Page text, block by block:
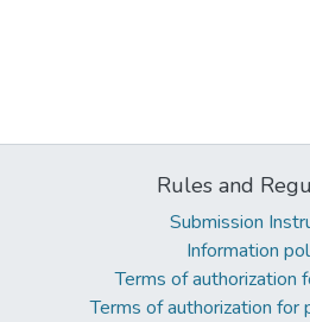
Rules and
Submission
Information
Terms of authorization
Terms of authorization for